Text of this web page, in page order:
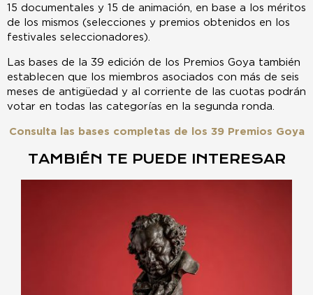
15 documentales y 15 de animación, en base a los méritos
de los mismos (selecciones y premios obtenidos en los
festivales seleccionadores).
Las bases de la 39 edición de los Premios Goya también
establecen que los miembros asociados con más de seis
meses de antigüedad y al corriente de las cuotas podrán
votar en todas las categorías en la segunda ronda.
Consulta las bases completas de los 39 Premios Goya
TAMBIÉN TE PUEDE INTERESAR